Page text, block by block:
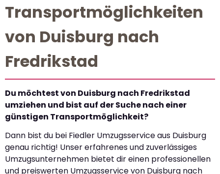
Transportmöglichkeiten
von Duisburg nach
Fredrikstad
Du möchtest von Duisburg nach Fredrikstad
umziehen und bist auf der Suche nach einer
günstigen Transportmöglichkeit?
Dann bist du bei Fiedler Umzugsservice aus Duisburg
genau richtig! Unser erfahrenes und zuverlässiges
Umzugsunternehmen bietet dir einen professionellen
und preiswerten Umzugsservice von Duisburg nach